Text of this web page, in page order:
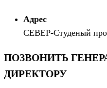
Адрес
СЕВЕР-Студеный
ПОЗВОНИТЬ
ДИРЕКТОРУ